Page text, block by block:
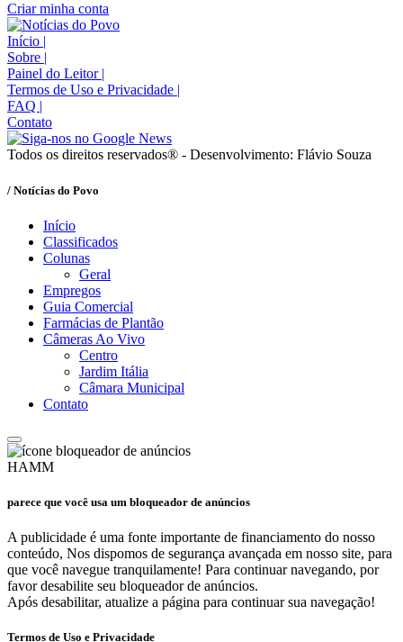
Criar minha conta
Início |
Sobre |
Painel do Leitor |
Termos de Uso e Privacidade |
FAQ |
Contato
Todos os direitos reservados® - Desenvolvimento: Flávio Souza
/ Notícias do Povo
Início
Classificados
Colunas
Geral
Empregos
Guia Comercial
Farmácias de Plantão
Câmeras Ao Vivo
Centro
Jardim Itália
Câmara Municipal
Contato
HAMM
parece que você usa um bloqueador de anúncios
A publicidade é uma fonte importante de financiamento do nosso
conteúdo, Nos dispomos de segurança avançada em nosso site, para
que você navegue tranquilamente! Para continuar navegando, por
favor desabilite seu bloqueador de anúncios.
Após desabilitar, atualize a página para continuar sua navegação!
Termos de Uso e Privacidade